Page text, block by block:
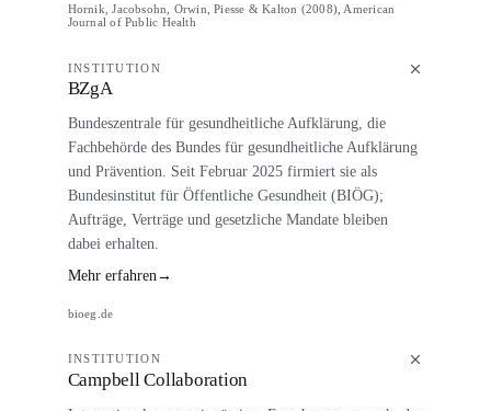
Hornik, Jacobsohn, Orwin, Piesse & Kalton (2008), American
Journal of Public Health
INSTITUTION
BZgA
Bundeszentrale für gesundheitliche Aufklärung, die
Fachbehörde des Bundes für gesundheitliche Aufklärung
und Prävention. Seit Februar 2025 firmiert sie als
Bundesinstitut für Öffentliche Gesundheit (BIÖG);
Aufträge, Verträge und gesetzliche Mandate bleiben
dabei erhalten.
Mehr erfahren →
bioeg.de
INSTITUTION
Campbell Collaboration